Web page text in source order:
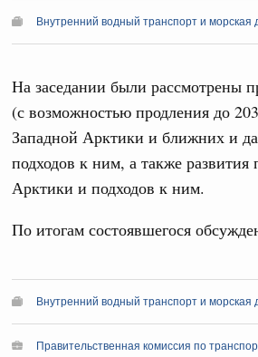
Внутренний водный транспорт и морская
На заседании были рассмотрены
(с возможностью продления до
Западной Арктики и ближних и
подходов к ним, а также
Арктики и подходов к ним.
По итогам состоявшегося
Внутренний водный транспорт и морская
Правительственная комиссия по
программы
В повестке заседания актуальные задачи
обеспечение продовольственной